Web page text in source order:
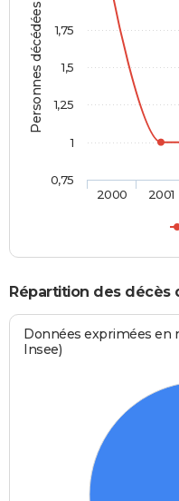
Personnes décédées
2000 2001
0,75
1
1,25
1,5
1,75
Répartition des décès
Données exprimées en
Insee)